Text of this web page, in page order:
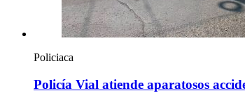
Policiaca
Policía Vial atiende aparatosos